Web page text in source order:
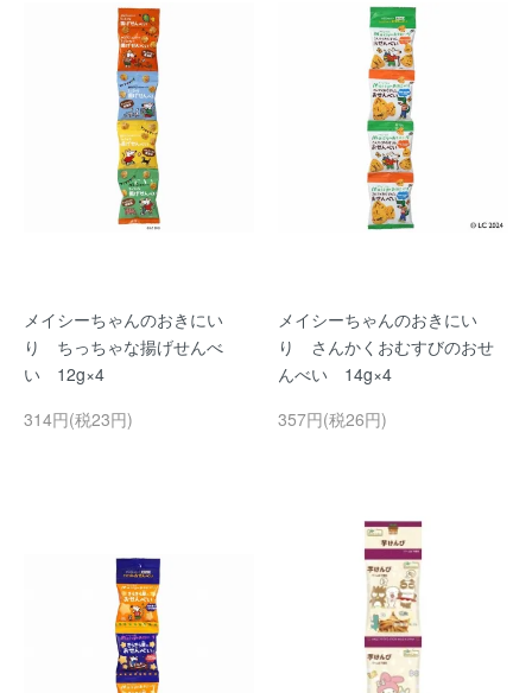
メイシーちゃんのおきにい
り ちっちゃな揚げせんべ
い 12g×4
314円(税23円)
メイシーちゃんのおきにい
り さんかくおむすびのおせ
んべい 14g×4
357円(税26円)